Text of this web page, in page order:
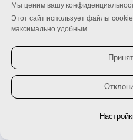
технологии JavaScript).
соглашается с данной
конфиденциальности.
5. Способы и сроки
информации
осуществляется без
Мы ценим вашу
Этот сайт использует файлы
максимально удобным.